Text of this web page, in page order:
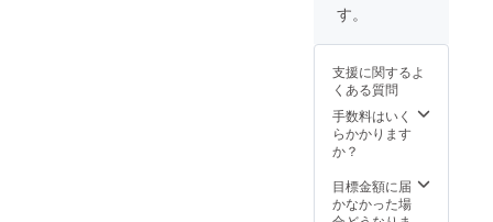
15cm×
リーサ
イズ(大
人～子
供用) 厚
み0.05
(重
量:100g
) 素材：
り付け
ます。
トイレ
（強化
ダン
ボー
ワイト
シート
仕上げ
す。
支援に関するよ
くある質問
手数料はいく
らかかります
か？
目標金額に届
かなかった場